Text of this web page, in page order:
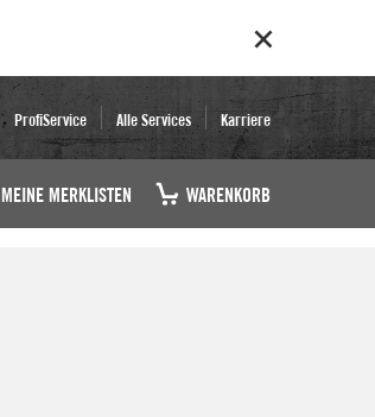
ProfiService Alle Services Karriere
MEINE MERKLISTEN WARENKORB